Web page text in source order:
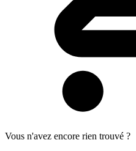
Vous n'avez encore rien trouvé ?